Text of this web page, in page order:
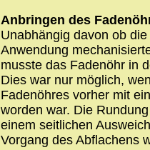
Anbringen des
Unabhängig davon ob
Anwendung
musste das Fadenöhr in
Dies war nur möglich,
Fadenöhres vorher mit
worden war. Die
einem seitlichen
Vorgang des Abflachens